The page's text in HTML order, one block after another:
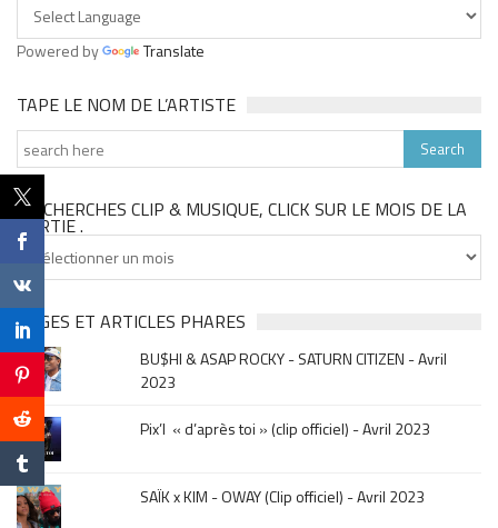
Powered by Translate
TAPE LE NOM DE L’ARTISTE
TU CHERCHES CLIP & MUSIQUE, CLICK SUR LE MOIS DE LA
SORTIE .
Tu
cherches
clip
&
musique,
click
sur
le
mois
de
la
sortie
PAGES ET ARTICLES PHARES
BU$HI & ASAP ROCKY - SATURN CITIZEN - Avril
2023
Pix’l « d’après toi » (clip officiel) - Avril 2023
SAÏK x KIM - OWAY (Clip officiel) - Avril 2023